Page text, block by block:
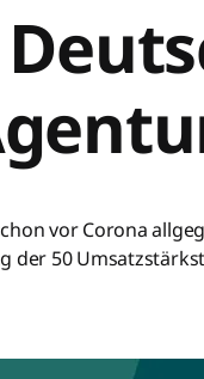
vor Corona
der 50